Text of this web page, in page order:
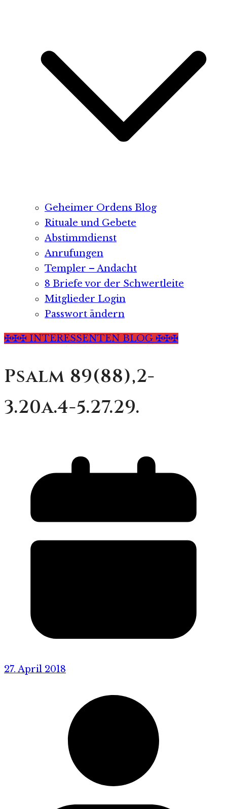
Geheimer Ordens Blog
Rituale und Gebete
Abstimmdienst
Anrufungen
Templer – Andacht
8 Briefe vor der Schwertleite
Mitglieder Login
Passwort ändern
✠✠✠ INTERESSENTEN BLOG ✠✠✠
Psalm 89(88),2-
3.20a.4-5.27.29.
27. April 2018